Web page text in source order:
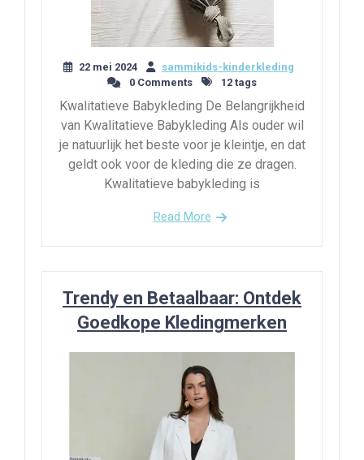
22 mei 2024
sammikids-kinderkleding
0 Comments
12 tags
Kwalitatieve Babykleding De Belangrijkheid
van Kwalitatieve Babykleding Als ouder wil
je natuurlijk het beste voor je kleintje, en dat
geldt ook voor de kleding die ze dragen.
Kwalitatieve babykleding is
Read More
Trendy en Betaalbaar: Ontdek
Goedkope Kledingmerken